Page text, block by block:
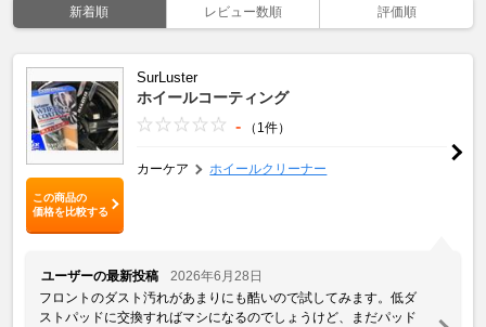
新着順 レビュー数順 評価順
この商品の
価格を比較する
SurLuster
ホイールコーティング
- （1件）
カーケア ホイールクリーナー
ユーザーの最新投稿
2026年6月28日
フロントのダスト汚れがあまりにも酷いので試してみます。低ダ
ストパッドに交換すればマシになるのでしょうけど、まだパッド